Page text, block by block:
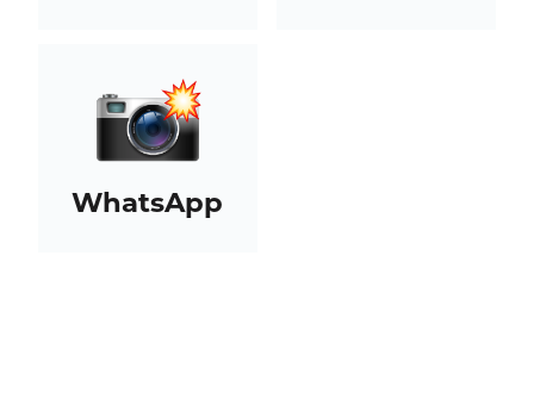
WhatsApp